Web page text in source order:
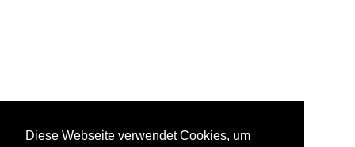
Diese Webseite verwendet Cookies, um